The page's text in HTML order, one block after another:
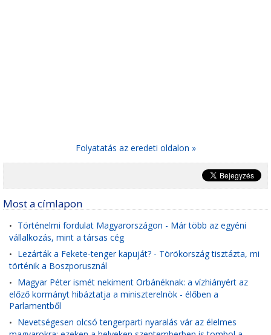
Folyatatás az eredeti oldalon »
Most a címlapon
• Történelmi fordulat Magyarországon - Már több az egyéni
vállalkozás, mint a társas cég
• Lezárták a Fekete-tenger kapuját? - Törökország tisztázta, mi
történik a Boszporusznál
• Magyar Péter ismét nekiment Orbánéknak: a vízhiányért az
előző kormányt hibáztatja a miniszterelnök - élőben a
Parlamentből
• Nevetségesen olcsó tengerparti nyaralás vár az élelmes